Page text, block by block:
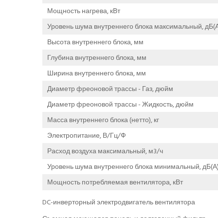
Мощность нагрева, кВт
Уровень шума внутреннего блока максимальный,
Высота внутреннего блока, мм
Глубина внутреннего блока, мм
Ширина внутреннего блока, мм
Диаметр фреоновой трассы - Газ, дюйм
Диаметр фреоновой трассы - Жидкость, дюйм
Масса внутреннего блока (нетто), кг
Электропитание, В/Гц/Ф
Расход воздуха максимальный, м3/ч
Уровень шума внутреннего блока минимальный,
Мощность потребляемая вентилятора, кВт
DC-инверторный электродвигатель вентилятора